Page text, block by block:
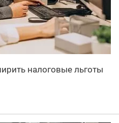
налоговые льготы